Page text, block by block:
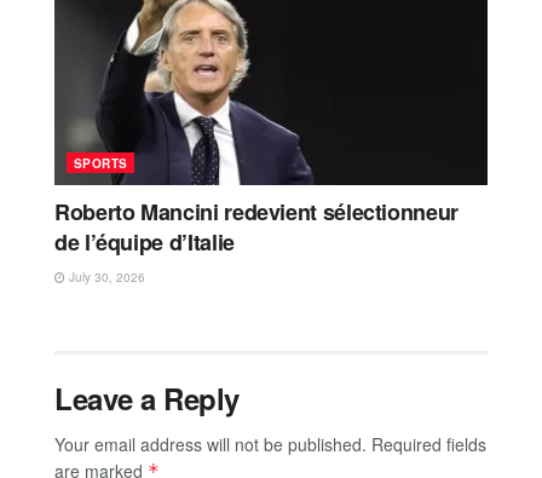
SPORTS
Roberto Mancini redevient sélectionneur
de l’équipe d’Italie
July 30, 2026
Leave a Reply
Your email address will not be published. Required fields
are marked *